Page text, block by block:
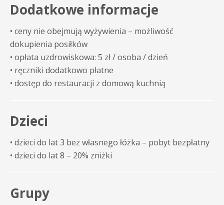
Dodatkowe informacje
• ceny nie obejmują wyżywienia – możliwość
dokupienia posiłków
• opłata uzdrowiskowa: 5 zł / osoba / dzień
• ręczniki dodatkowo płatne
• dostęp do restauracji z domową kuchnią
Dzieci
• dzieci do lat 3 bez własnego łóżka – pobyt bezpłatny
• dzieci do lat 8 – 20% zniżki
Grupy